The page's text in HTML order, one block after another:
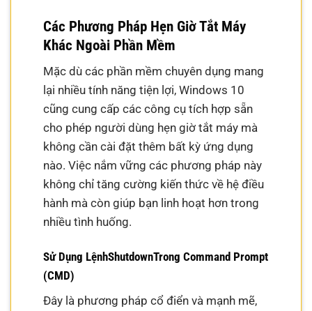
Các Phương Pháp Hẹn Giờ Tắt Máy
Khác Ngoài Phần Mềm
Mặc dù các phần mềm chuyên dụng mang
lại nhiều tính năng tiện lợi, Windows 10
cũng cung cấp các công cụ tích hợp sẵn
cho phép người dùng hẹn giờ tắt máy mà
không cần cài đặt thêm bất kỳ ứng dụng
nào. Việc nắm vững các phương pháp này
không chỉ tăng cường kiến thức về hệ điều
hành mà còn giúp bạn linh hoạt hơn trong
nhiều tình huống.
Sử Dụng LệnhShutdownTrong Command Prompt
(CMD)
Đây là phương pháp cổ điển và mạnh mẽ,